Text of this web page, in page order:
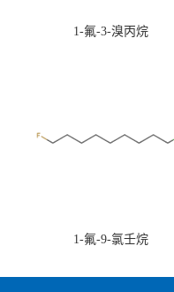
1-氟-3-溴丙烷
1-氟-9-氯壬烷